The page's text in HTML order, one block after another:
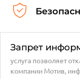
Запрет
услуга позволяет
компании Мотив,